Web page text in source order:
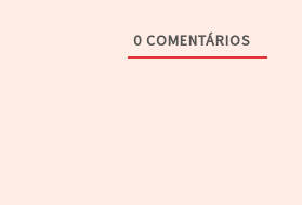
0 COMENTÁRIOS